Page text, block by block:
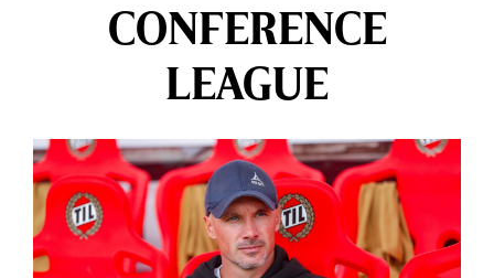
CONFERENCE
LEAGUE